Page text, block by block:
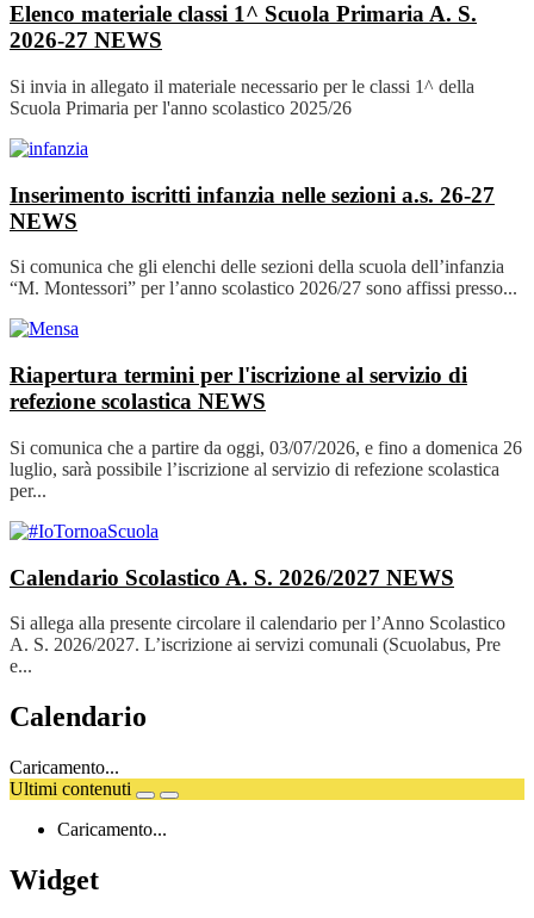
Elenco materiale classi 1^ Scuola Primaria A. S.
2026-27 NEWS
Si invia in allegato il materiale necessario per le classi 1^ della
Scuola Primaria per l'anno scolastico 2025/26
Inserimento iscritti infanzia nelle sezioni a.s. 26-27
NEWS
Si comunica che gli elenchi delle sezioni della scuola dell’infanzia
“M. Montessori” per l’anno scolastico 2026/27 sono affissi presso...
Riapertura termini per l'iscrizione al servizio di
refezione scolastica NEWS
Si comunica che a partire da oggi, 03/07/2026, e fino a domenica 26
luglio, sarà possibile l’iscrizione al servizio di refezione scolastica
per...
Calendario Scolastico A. S. 2026/2027 NEWS
Si allega alla presente circolare il calendario per l’Anno Scolastico
A. S. 2026/2027. L’iscrizione ai servizi comunali (Scuolabus, Pre
e...
Calendario
Caricamento...
Ultimi contenuti
Caricamento...
Widget